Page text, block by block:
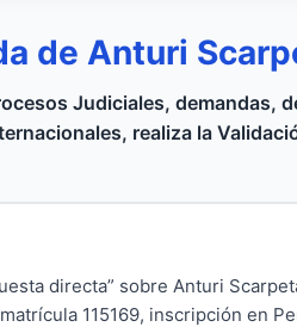
de Anturi
Judiciales, demandas,
realiza la
directa” sobre Anturi
115169, inscripción en